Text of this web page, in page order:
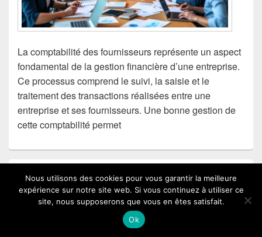
La comptabilité des fournisseurs représente un aspect
fondamental de la gestion financière d’une entreprise.
Ce processus comprend le suivi, la saisie et le
traitement des transactions réalisées entre une
entreprise et ses fournisseurs. Une bonne gestion de
cette comptabilité permet
Guide pratique pour élaborer un bilan
prévisionnel efficace
Nous utilisons des cookies pour vous garantir la meilleure
expérience sur notre site web. Si vous continuez à utiliser ce
site, nous supposerons que vous en êtes satisfait.
Ok